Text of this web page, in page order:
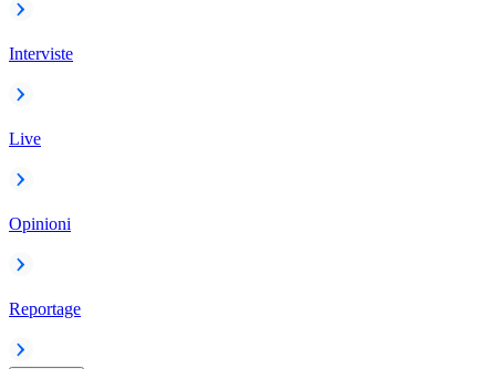
Interviste
Live
Opinioni
Reportage